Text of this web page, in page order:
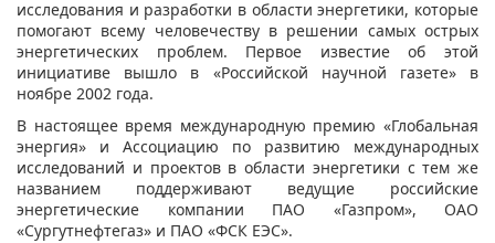
исследования и разработки в области энергетики, которые
помогают всему человечеству в решении самых острых
энергетических проблем. Первое известие об этой
инициативе вышло в «Российской научной газете» в
ноябре 2002 года.
В настоящее время международную премию «Глобальная
энергия» и Ассоциацию по развитию международных
исследований и проектов в области энергетики с тем же
названием поддерживают ведущие российские
энергетические компании ПАО «Газпром», ОАО
«Сургутнефтегаз» и ПАО «ФСК ЕЭС».